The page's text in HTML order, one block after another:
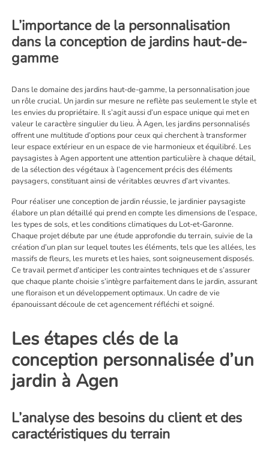
L’importance de la personnalisation
dans la conception de jardins haut-de-
gamme
Dans le domaine des jardins haut-de-gamme, la personnalisation joue
un rôle crucial. Un jardin sur mesure ne reflète pas seulement le style et
les envies du propriétaire. Il s’agit aussi d’un espace unique qui met en
valeur le caractère singulier du lieu. À Agen, les jardins personnalisés
offrent une multitude d’options pour ceux qui cherchent à transformer
leur espace extérieur en un espace de vie harmonieux et équilibré. Les
paysagistes à Agen apportent une attention particulière à chaque détail,
de la sélection des végétaux à l’agencement précis des éléments
paysagers, constituant ainsi de véritables œuvres d’art vivantes.
Pour réaliser une conception de jardin réussie, le jardinier paysagiste
élabore un plan détaillé qui prend en compte les dimensions de l’espace,
les types de sols, et les conditions climatiques du Lot-et-Garonne.
Chaque projet débute par une étude approfondie du terrain, suivie de la
création d’un plan sur lequel toutes les éléments, tels que les allées, les
massifs de fleurs, les murets et les haies, sont soigneusement disposés.
Ce travail permet d’anticiper les contraintes techniques et de s’assurer
que chaque plante choisie s’intègre parfaitement dans le jardin, assurant
une floraison et un développement optimaux. Un cadre de vie
épanouissant découle de cet agencement réfléchi et soigné.
Les étapes clés de la
conception personnalisée d’un
jardin à Agen
L’analyse des besoins du client et des
caractéristiques du terrain